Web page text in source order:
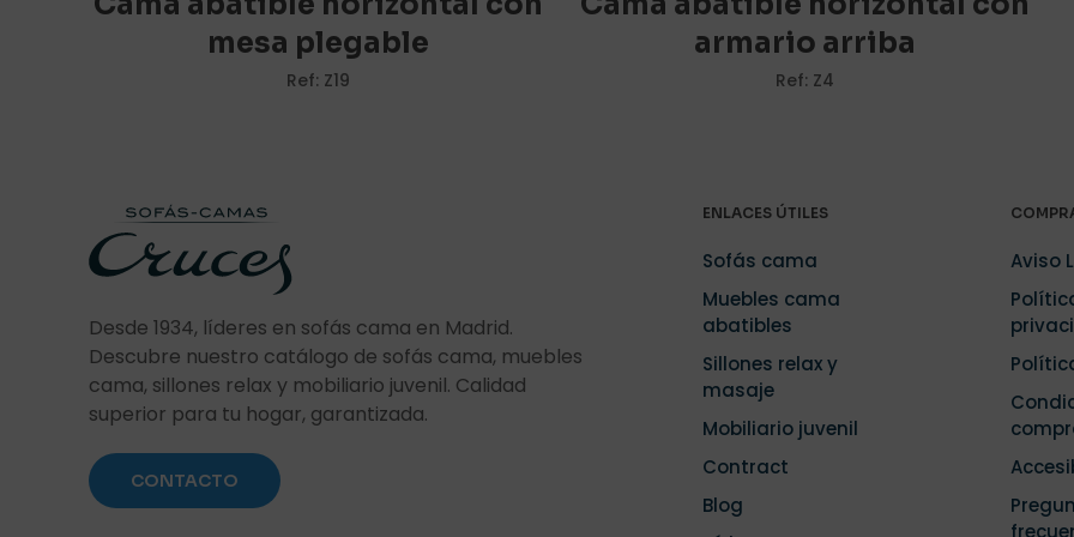
mesa plegable
Ref: Z19
armario arriba
Ref: Z4
Desde 1934, líderes en sofás cama en Madrid.
Descubre nuestro catálogo de sofás cama, muebles
cama, sillones relax y mobiliario juvenil. Calidad
superior para tu hogar, garantizada.
CONTACTO
ENLACES ÚTILES
Sofás cama
Muebles cama
abatibles
Sillones relax y
masaje
Mobiliario juvenil
Contract
Blog
Aviso